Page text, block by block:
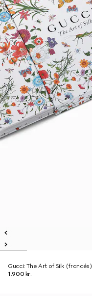
Gucci: The Art of Silk (francés)
1.900 kr.